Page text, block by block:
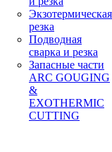
Экзотермическая
резка
Подводная
сварка и резка
Запасные части
ARC GOUGING
&
EXOTHERMIC
CUTTING